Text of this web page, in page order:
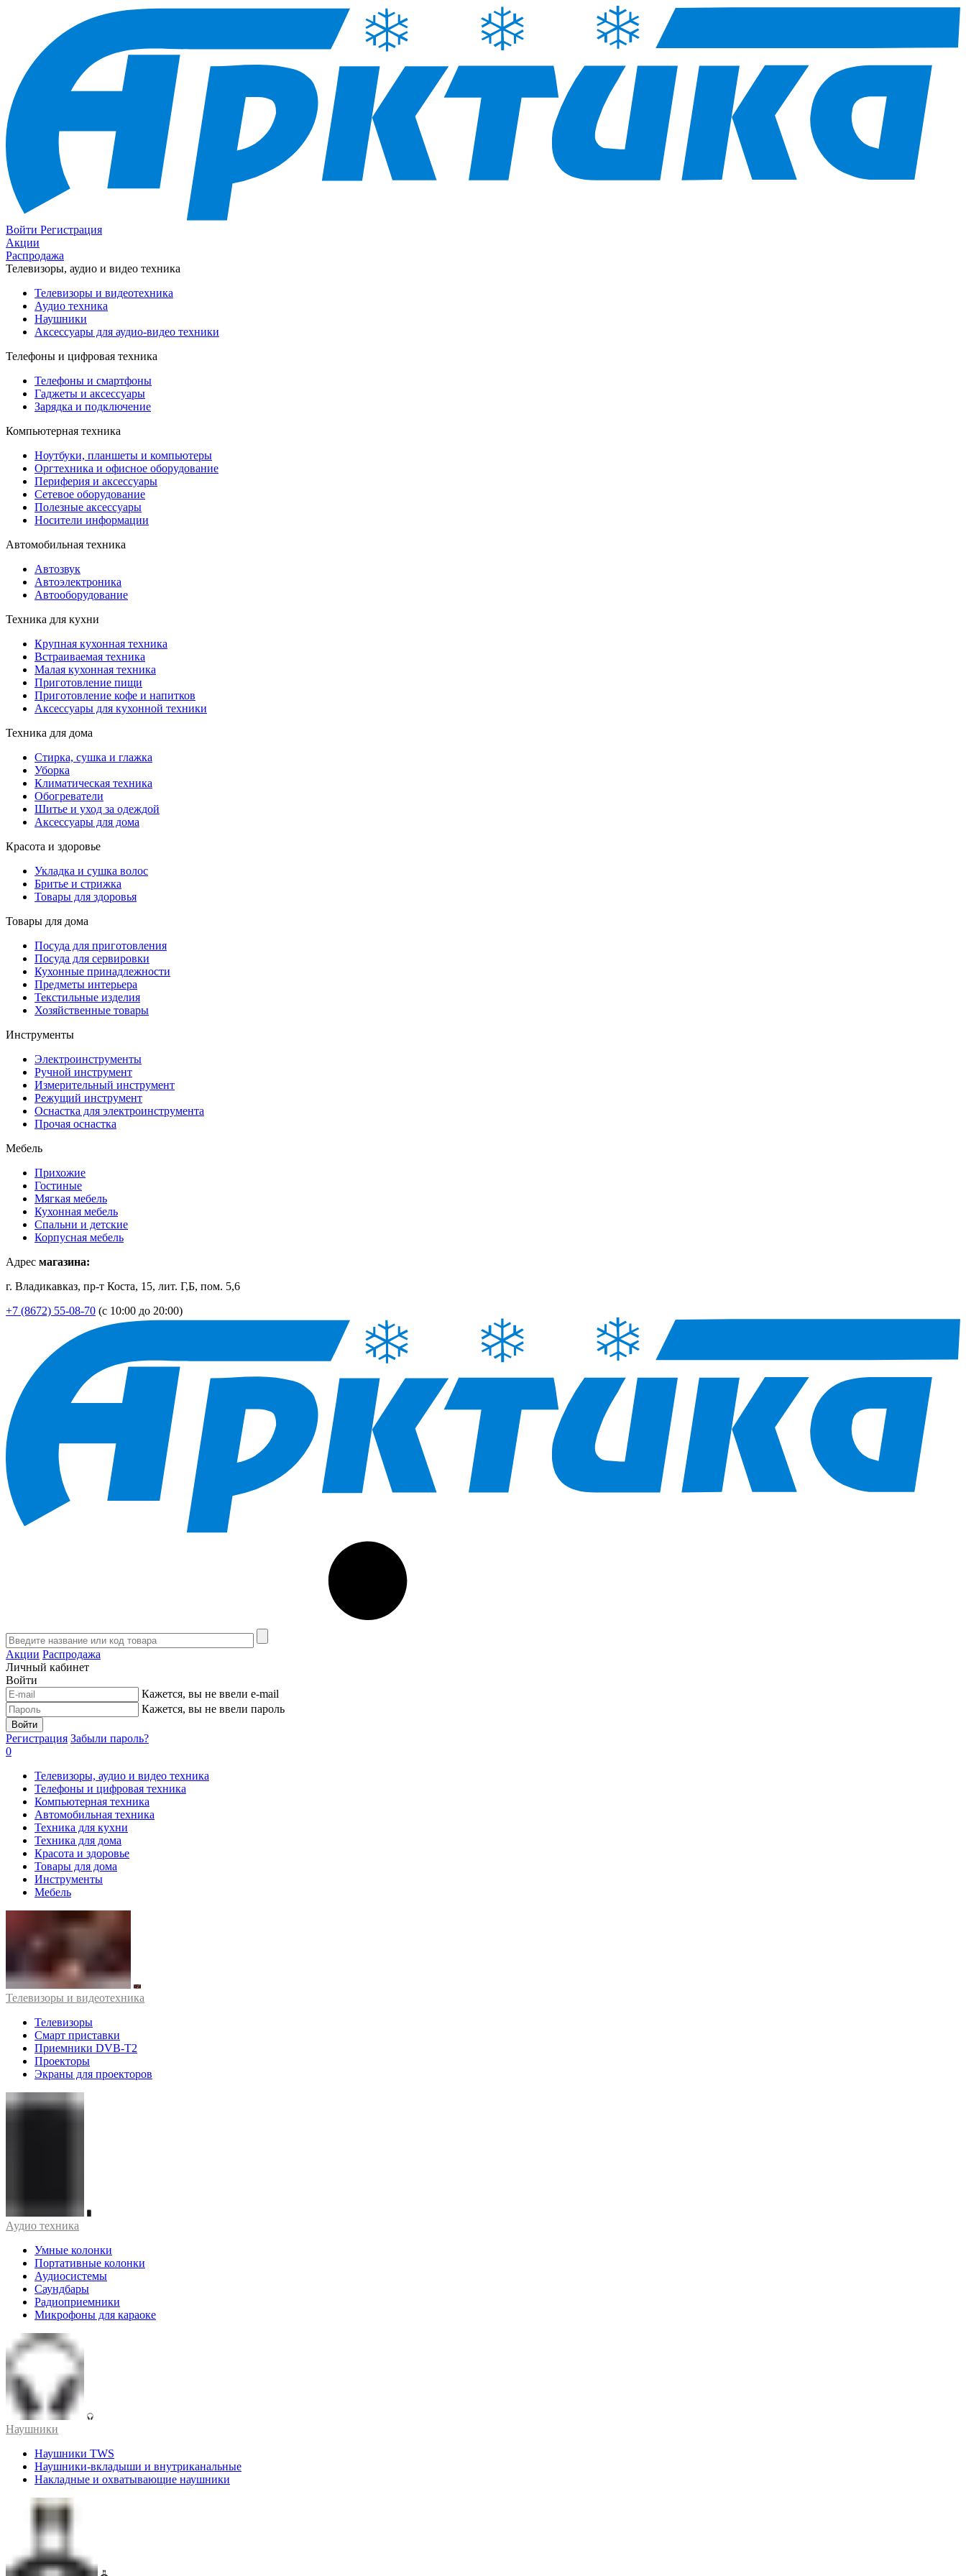
Войти Регистрация
Акции
Распродажа
Телевизоры, аудио и видео техника
Телевизоры и видеотехника
Аудио техника
Наушники
Аксессуары для аудио-видео техники
Телефоны и цифровая техника
Телефоны и смартфоны
Гаджеты и аксессуары
Зарядка и подключение
Компьютерная техника
Ноутбуки, планшеты и компьютеры
Оргтехника и офисное оборудование
Периферия и аксессуары
Cетевое оборудование
Полезные аксессуары
Носители информации
Автомобильная техника
Автозвук
Автоэлектроника
Автооборудование
Техника для кухни
Крупная кухонная техника
Встраиваемая техника
Малая кухонная техника
Приготовление пищи
Приготовление кофе и напитков
Аксессуары для кухонной техники
Техника для дома
Стирка, сушка и глажка
Уборка
Климатическая техника
Обогреватели
Шитье и уход за одеждой
Аксессуары для дома
Красота и здоровье
Укладка и сушка волос
Бритье и стрижка
Товары для здоровья
Товары для дома
Посуда для приготовления
Посуда для сервировки
Кухонные принадлежности
Предметы интерьера
Текстильные изделия
Хозяйственные товары
Инструменты
Электроинструменты
Ручной инструмент
Измерительный инструмент
Режущий инструмент
Оснастка для электроинструмента
Прочая оснастка
Мебель
Прихожие
Гостиные
Мягкая мебель
Кухонная мебель
Спальни и детские
Корпусная мебель
Адрес магазина:
г. Владикавказ, пр-т Коста, 15, лит. Г,Б, пом. 5,6
+7 (8672) 55-08-70 (с 10:00 до 20:00)
Акции Распродажа
Личный кабинет
Войти
Кажется, вы не ввели e-mail
Кажется, вы не ввели пароль
Войти
Регистрация Забыли пароль?
0
Телевизоры, аудио и видео техника
Телефоны и цифровая техника
Компьютерная техника
Автомобильная техника
Техника для кухни
Техника для дома
Красота и здоровье
Товары для дома
Инструменты
Мебель
Телевизоры и видеотехника
Телевизоры
Смарт приставки
Приемники DVB-T2
Проекторы
Экраны для проекторов
Аудио техника
Умные колонки
Портативные колонки
Аудиосистемы
Саундбары
Радиоприемники
Микрофоны для караоке
Наушники
Наушники TWS
Наушники-вкладыши и внутриканальные
Накладные и охватывающие наушники